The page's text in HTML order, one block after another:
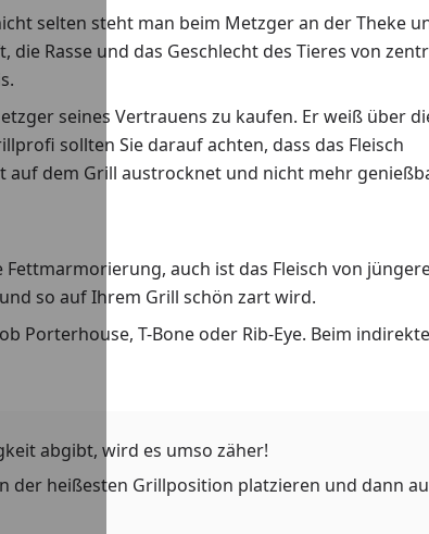
selten steht man beim Metzger an der Theke
Rasse und das Geschlecht des Tieres von
seines Vertrauens zu kaufen. Er weiß über
sollten Sie darauf achten, dass das Fleisch
dem Grill austrocknet und nicht mehr
auch ist das Fleisch von
so auf Ihrem Grill schön zart wird.
Porterhouse, T-Bone oder Rib-Eye. Beim
abgibt, wird es umso zäher!
der heißesten Grillposition platzieren und dann